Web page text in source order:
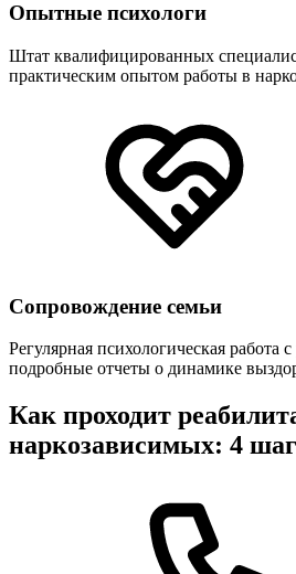
Опытные психологи
Штат квалифицированных
практическим опытом работы в
Сопровождение семьи
Регулярная психологическая работа
подробные отчеты о динамике
Как проходит
наркозависимых: 4